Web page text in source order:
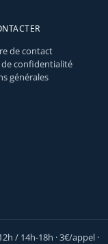
de contact
confidentialité
générales
/ 14h-18h · 3€/appel ·